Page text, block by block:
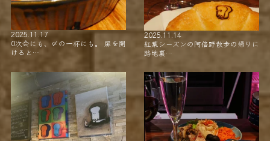
2025.11.17
0次会にも、〆の一杯にも。 扉を開
けると…
2025.11.14
紅葉シーズンの阿倍野散歩の帰りに
路地裏…